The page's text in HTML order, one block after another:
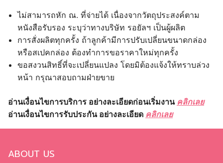
ไม่สามารถหัก ณ. ที่จ่ายได้ เนื่องจากวัตถุประสงค์ตาม
หนังสือรับรอง ระบุว่าทางบริษัท รอยัลฯ เป็นผู้ผลิต
การสั่งผลิตทุกครั้ง ถ้าลูกค้ามีการปรับเปลี่ยนขนาดกล่อง
หรือสเปคกล่อง ต้องทำการขอราคาใหม่ทุกครั้ง
ขอสงวนสิทธิ์ที่จะเปลี่ยนแปลง โดยมิต้องแจ้งให้ทราบล่วง
หน้า กรุณาสอบถามฝ่ายขาย
อ่านเงื่อนไขการบริการ อย่างละเอียดก่อนเริ่มงาน คลิกเลย
อ่านเงื่อนไขการรับประกัน อย่างละเอียด คลิกเลย
ABOUT US